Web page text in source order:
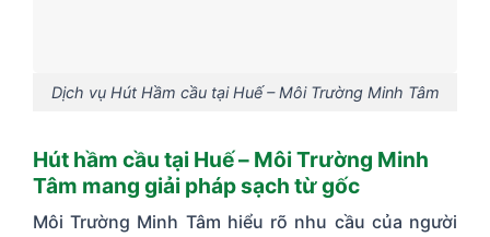
Dịch vụ Hút Hầm cầu tại Huế – Môi Trường Minh Tâm
Hút hầm cầu tại Huế – Môi Trường Minh
Tâm mang giải pháp sạch từ gốc
Môi Trường Minh Tâm hiểu rõ nhu cầu của người